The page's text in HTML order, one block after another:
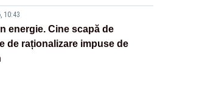
10:43
energie. Cine scapă de
de raționalizare impuse de